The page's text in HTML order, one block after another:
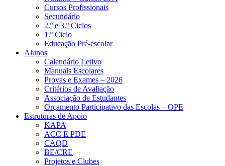
Cursos Profissionais
Secundário
2.º e 3.º Ciclos
1.º Ciclo
Educação Pré-escolar
Alunos
Calendário Letivo
Manuais Escolares
Provas e Exames – 2026
Critérios de Avaliação
Associação de Estudantes
Orçamento Participativo das Escolas – OPE
Estruturas de Apoio
KAPA
ACC E PDE
CAQD
BE/CRE
Projetos e Clubes